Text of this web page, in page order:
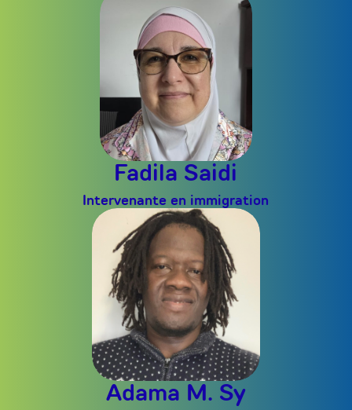
Fadila Saidi
Intervenante en immigration
Adama M. Sy